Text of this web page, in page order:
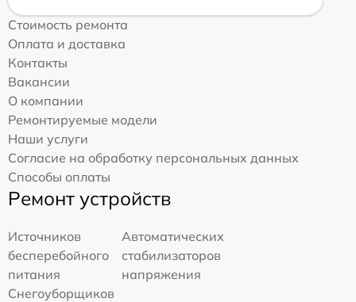
Стоимость ремонта
Оплата и доставка
Контакты
Вакансии
О компании
Ремонтируемые модели
Наши услуги
Согласие на обработку персональных данных
Способы оплаты
Ремонт устройств
Источников
бесперебойного
питания
Автоматических
стабилизаторов
напряжения
Снегоуборщиков